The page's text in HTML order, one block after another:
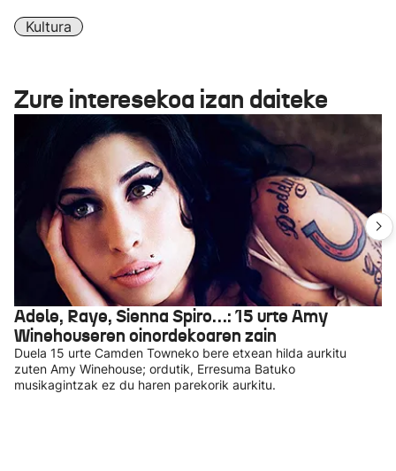
Kultura
Zure interesekoa izan daiteke
Adele, Raye, Sienna Spiro…: 15 urte Amy
Winehouseren oinordekoaren zain
Duela 15 urte Camden Towneko bere etxean hilda aurkitu
zuten Amy Winehouse; ordutik, Erresuma Batuko
musikagintzak ez du haren parekorik aurkitu.